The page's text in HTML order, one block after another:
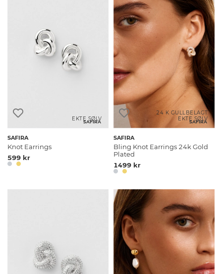
SAFIRA
EKTE SØLV
SAFIRA
Knot Earrings
599 kr
SAFIRA
24 K GULLBELAGT
EKTE SØLV
SAFIRA
Bling Knot Earrings 24k Gold
Plated
1499 kr